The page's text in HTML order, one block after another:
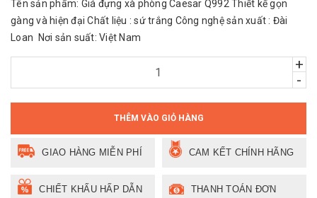
Tên sản phẩm: Giá đựng xà phòng Caesar Q992 Thiết kế gọn
gàng và hiện đại Chất liệu : sứ trắng Công nghệ sản xuất : Đài
Loan Nơi sản suất: Việt Nam
+
-
THÊM VÀO GIỎ HÀNG
GIAO HÀNG MIỄN PHÍ CAM KẾT CHÍNH HÃNG
CHIẾT KHẤU HẤP DẪN
THANH TOÁN ĐƠN